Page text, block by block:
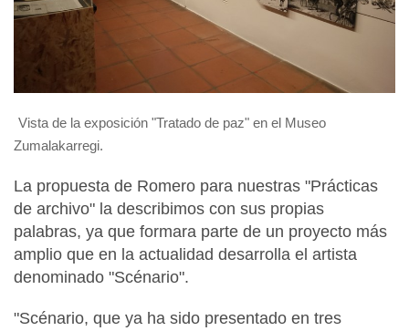
Vista de la exposición "Tratado de paz" en el Museo
Zumalakarregi.
La propuesta de Romero para nuestras "Prácticas
de archivo" la describimos con sus propias
palabras, ya que formara parte de un proyecto más
amplio que en la actualidad desarrolla el artista
denominado "Scénario".
"Scénario, que ya ha sido presentado en tres